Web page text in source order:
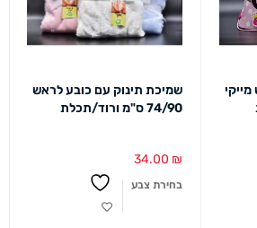
שמיכת תינוק עם כובע לראש
74/90 ס"מ ורוד/תכלת
34.00 ₪
בחירת צבע